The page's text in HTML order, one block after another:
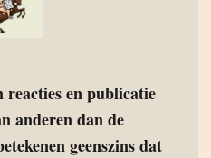
en publicatie
anderen dan de
geenszins dat